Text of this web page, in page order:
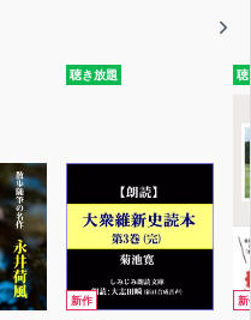
聴き放題
新作
聴
新